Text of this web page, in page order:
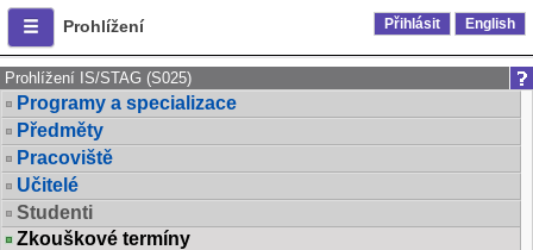
Prohlížení Přihlásit English
Prohlížení IS/STAG (S025)
Programy a specializace
Předměty
Pracoviště
Učitelé
Studenti
Zkouškové termíny